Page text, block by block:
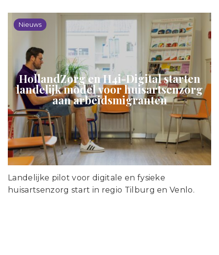
Nieuws
HollandZorg en H4i-Digital starten
landelijk model voor huisartsenzorg
aan arbeidsmigranten
Landelijke pilot voor digitale en fysieke
huisartsenzorg start in regio Tilburg en Venlo.